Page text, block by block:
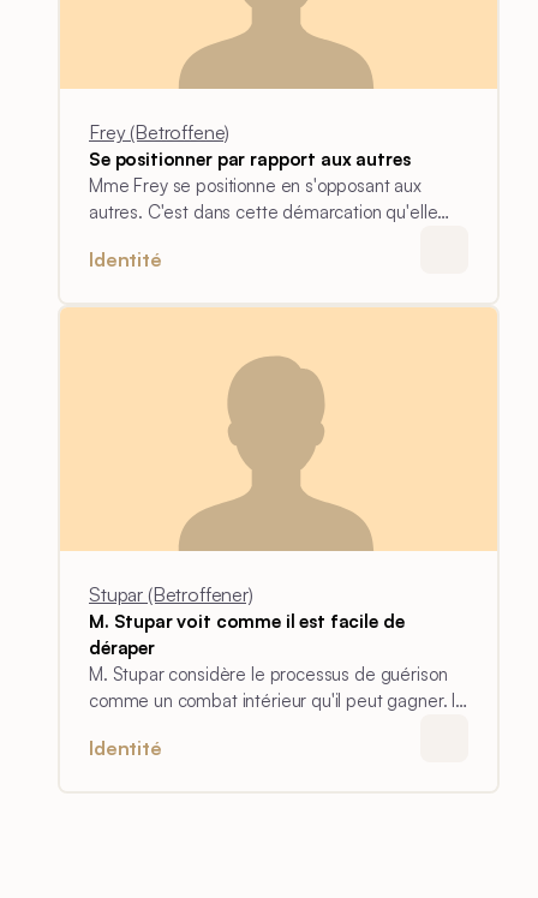
Frey (Betroffene)
Se positionner par rapport aux autres
Mme Frey se positionne en s'opposant aux
autres. C'est dans cette démarcation qu'elle
Identité
Stupar (Betroffener)
M. Stupar voit comme il est facile de
déraper
M. Stupar considère le processus de guérison
comme un combat intérieur qu'il peut gagner. Il
survécu. Cette expérience antérieure a
Identité